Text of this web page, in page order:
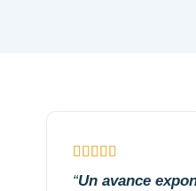
“Un avance